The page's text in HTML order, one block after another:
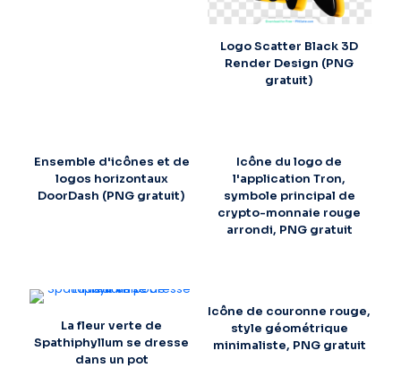
Logo Scatter Black 3D
Render Design (PNG
gratuit)
Ensemble d'icônes et de
logos horizontaux
DoorDash (PNG gratuit)
Icône du logo de
l'application Tron,
symbole principal de
crypto-monnaie rouge
arrondi, PNG gratuit
La fleur verte de
Spathiphyllum se dresse
dans un pot
Icône de couronne rouge,
style géométrique
minimaliste, PNG gratuit